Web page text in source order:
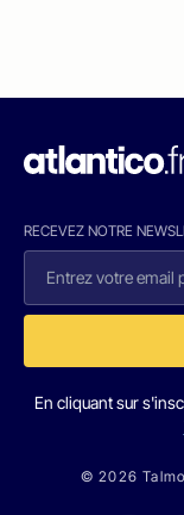
RECEVEZ NOTRE
En cliquant sur
© 2026